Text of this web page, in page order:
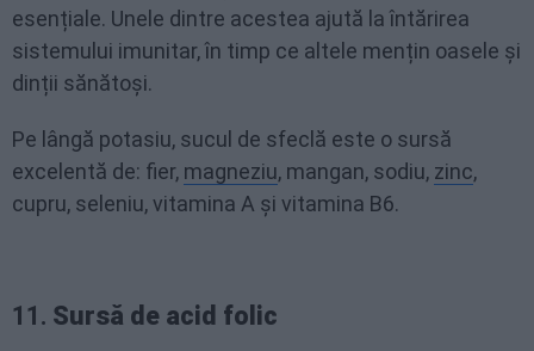
esențiale. Unele dintre acestea ajută la întărirea
sistemului imunitar, în timp ce altele mențin oasele și
dinții sănătoși.
Pe lângă potasiu, sucul de sfeclă este o sursă
excelentă de: fier, magneziu, mangan, sodiu, zinc,
cupru, seleniu, vitamina A și vitamina B6.
11. Sursă de acid folic